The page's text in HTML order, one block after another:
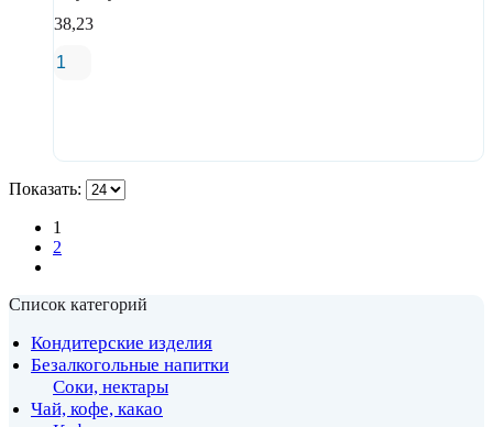
38,23
Показать:
1
2
Список категорий
Кондитерские изделия
Безалкогольные напитки
Соки, нектары
Чай, кофе, какао